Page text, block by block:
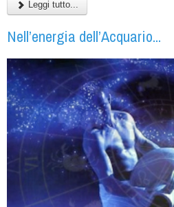
Leggi tutto...
Nell’energia dell’Acquario...